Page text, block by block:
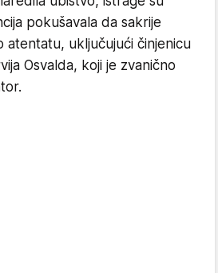
pokušavala da sakrije
atentatu, uključujući činjenicu
Osvalda, koji je zvanično